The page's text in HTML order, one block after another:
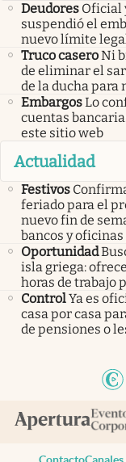
Deudores Oficial
suspendió el
nuevo límite
Truco caseroNi
de eliminar el
de la ducha para
EmbargosLo
cuentas
este sitio web
Actualidad
Festivos
feriado para el
nuevo fin de
bancos y
Oportunidad
isla griega:
horas de trabajo
ControlYa es
casa por casa
de pensiones o